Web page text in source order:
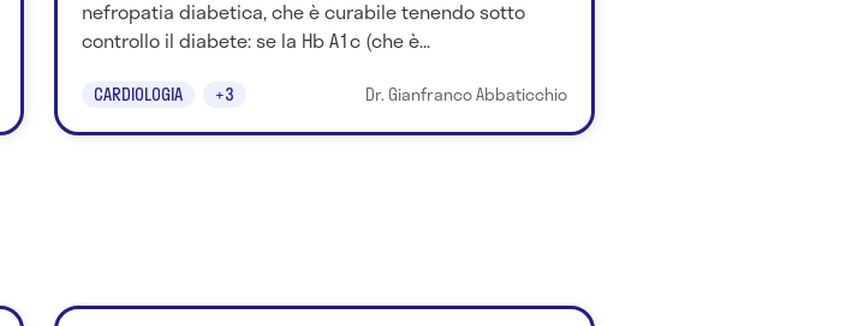
nefropatia diabetica, che è curabile tenendo sotto
controllo il diabete: se la Hb A1c (che è...
CARDIOLOGIA +3 Dr. Gianfranco Abbaticchio